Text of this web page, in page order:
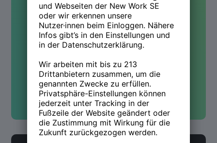
Hast Du Fragen oder wolltest
mehr wissen? Wir sind für Dich
da!
Kontakt aufnehmen